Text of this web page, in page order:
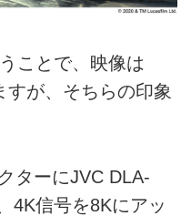
ことで、映像は
すが、そちらの印象
ターにJVC DLA-
4K信号を8Kにアッ